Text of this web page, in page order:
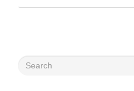
зависит от нескольких